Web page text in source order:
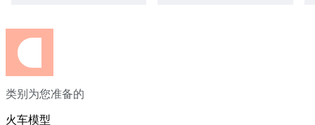
类别为您准备的
火车模型